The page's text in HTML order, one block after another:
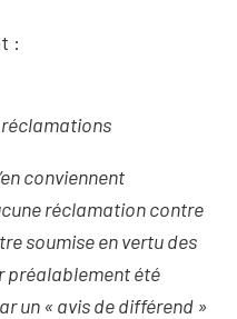
:
conviennent
réclamation contre
soumise en vertu des
préalablement été
un « avis de différend »